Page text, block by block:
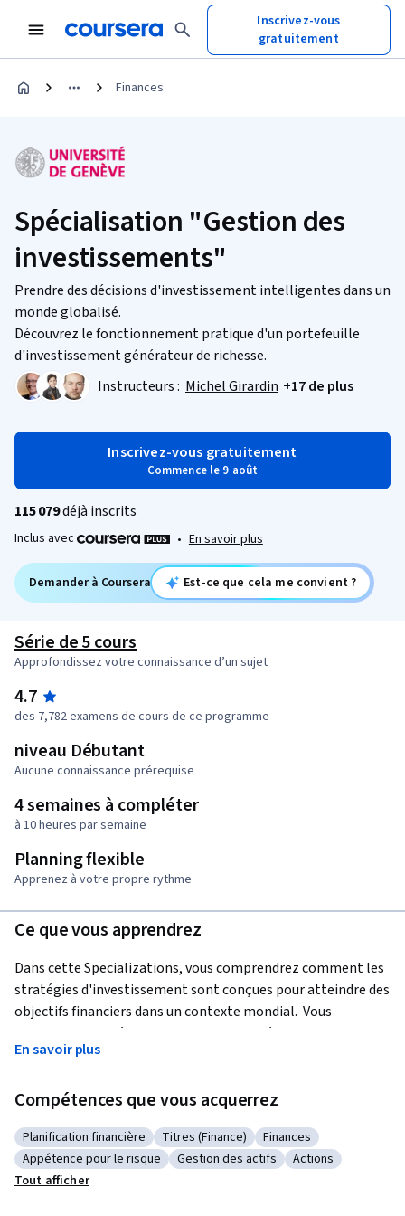
Inscrivez-vous
gratuitement
Finances
Spécialisation "Gestion des
investissements"
Prendre des décisions d'investissement intelligentes dans un
monde globalisé.
Découvrez le fonctionnement pratique d'un portefeuille
d'investissement générateur de richesse.
Instructeurs : Michel Girardin +17 de plus
Inscrivez-vous gratuitement
Commence le 9 août
115 079déjà inscrits
Inclus avec • En savoir plus
Demander à Coursera Est-ce que cela me convient ?
Série de 5 cours
Approfondissez votre connaissance d’un sujet
4.7
des 7,782 examens de cours de ce programme
niveau Débutant
Aucune connaissance prérequise
4 semaines à compléter
à 10 heures par semaine
Planning flexible
Apprenez à votre propre rythme
Ce que vous apprendrez
Dans cette Specializations, vous comprendrez comment les
stratégies d'investissement sont conçues pour atteindre des
objectifs financiers dans un contexte mondial.  Vous
apprendrez la théorie qui sous-tend les décisions
d'investissement solides, ainsi que les compétences
discutez de propositions d'investissement avec votre
portefeuille d'investissement de votre client. Vous
commencerez par développer une compréhension globale
des marchés financiers et de l'impact des comportements
En savoir plus
Compétences que vous acquerrez
Catégorie : Planification financière
Planification financière Catégorie : Titres (Finance)
Titres (Finance) Catégorie : Finances
Finances
Catégorie : Appétence pour le risque
Appétence pour le risque Catégorie : Gestion des actifs
Gestion des actifs Catégorie :
Actions
Tout afficher